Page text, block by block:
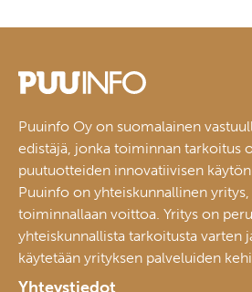
Puuinfo Oy on suomalainen
edistäjä, jonka toiminnan tarkoitus
puutuotteiden innovatiivisen
Puuinfo on yhteiskunnallinen
toiminnallaan voittoa. Yritys on
yhteiskunnallista tarkoitusta varten
käytetään yrityksen palveluiden
Yhteystiedot